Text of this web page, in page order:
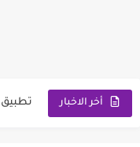
أخر الاخبار